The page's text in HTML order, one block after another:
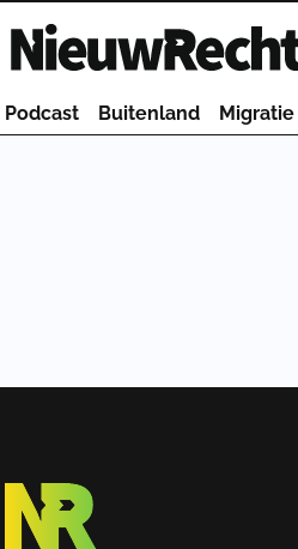
Homepage van NieuwRechts
Podcast Buitenland Migratie